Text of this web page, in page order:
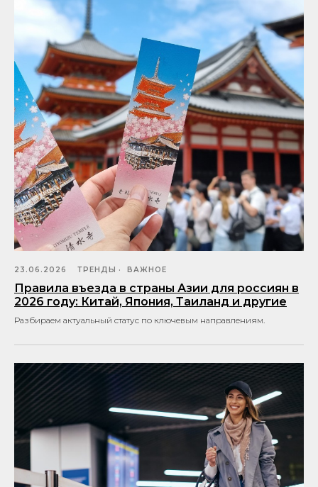
23.06.2026 ТРЕНДЫ ВАЖНОЕ
Правила въезда в страны Азии для россиян в
2026 году: Китай, Япония, Таиланд и другие
Разбираем актуальный статус по ключевым направлениям.